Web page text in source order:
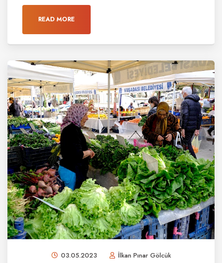
READ MORE
03.05.2023 İlkan Pınar Gölcük